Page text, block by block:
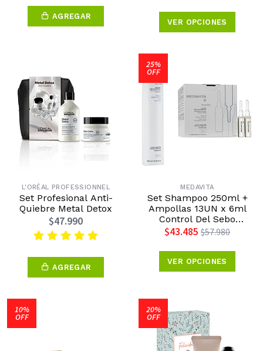
AGREGAR
VER OPCIONES
L'ORÉAL PROFESSIONNEL
Set Profesional Anti-
Quiebre Metal Detox
$47.990
AGREGAR
25%
OFF
MEDAVITA
Set Shampoo 250ml +
Ampollas 13UN x 6ml
Control Del Sebo
Medavita
$43.485 $57.980
VER OPCIONES
10%
OFF
20%
OFF